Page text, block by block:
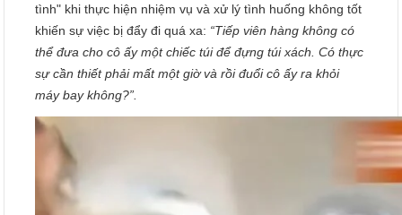
tình" khi thực hiện nhiệm vụ và xử lý tình huống không tốt
khiến sự việc bị đẩy đi quá xa: “Tiếp viên hàng không có
thể đưa cho cô ấy một chiếc túi để đựng túi xách. Có thực
sự cần thiết phải mất một giờ và rồi đuổi cô ấy ra khỏi
máy bay không?”.